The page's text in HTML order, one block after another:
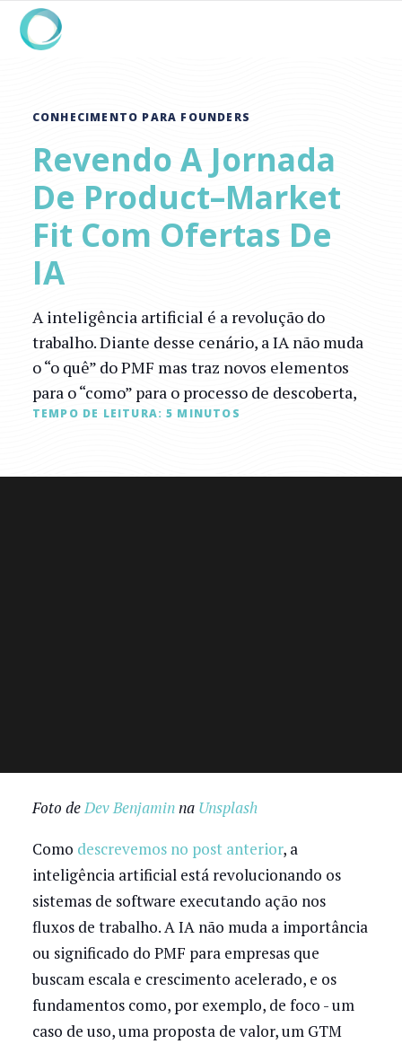
CONHECIMENTO PARA FOUNDERS
Revendo A Jornada
De Product–Market
Fit Com Ofertas De
IA
A inteligência artificial é a revolução do
trabalho. Diante desse cenário, a IA não muda
o “o quê” do PMF mas traz novos elementos
para o “como” para o processo de descoberta,
TEMPO DE LEITURA: 5 MINUTOS
Foto deDev Benjaminna Unsplash
Como descrevemos no post anterior, a
inteligência artificial está revolucionando os
sistemas de software executando ação nos
fluxos de trabalho. A IA não muda a importância
ou significado do PMF para empresas que
buscam escala e crescimento acelerado, e os
fundamentos como, por exemplo, de foco - um
caso de uso, uma proposta de valor, um GTM